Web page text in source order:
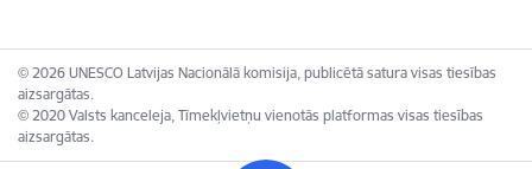
© 2026 UNESCO Latvijas Nacionālā komisija, publicētā satura visas tiesības
aizsargātas.
© 2020 Valsts kanceleja, Tīmekļvietņu vienotās platformas visas tiesības
aizsargātas.